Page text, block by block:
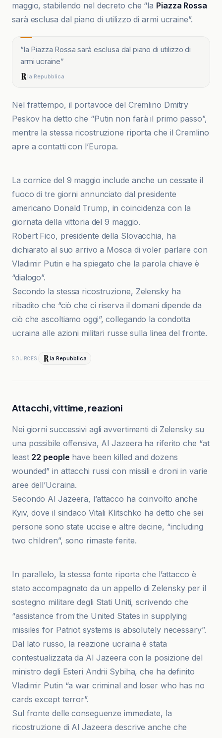
maggio, stabilendo nel decreto che “la Piazza Rossa
sarà esclusa dal piano di utilizzo di armi ucraine”.
“la Piazza Rossa sarà esclusa dal piano di utilizzo di
armi ucraine”
la Repubblica
Nel frattempo, il portavoce del Cremlino Dmitry
Peskov ha detto che “Putin non farà il primo passo”,
mentre la stessa ricostruzione riporta che il Cremlino
apre a contatti con l’Europa.
La cornice del 9 maggio include anche un cessate il
fuoco di tre giorni annunciato dal presidente
americano Donald Trump, in coincidenza con la
giornata della vittoria del 9 maggio.
Robert Fico, presidente della Slovacchia, ha
dichiarato al suo arrivo a Mosca di voler parlare con
Vladimir Putin e ha spiegato che la parola chiave è
“dialogo”.
Secondo la stessa ricostruzione, Zelensky ha
ribadito che “ciò che ci riserva il domani dipende da
ciò che ascoltiamo oggi”, collegando la condotta
ucraina alle azioni militari russe sulla linea del fronte.
SOURCES la Repubblica
Attacchi, vittime, reazioni
Nei giorni successivi agli avvertimenti di Zelensky su
una possibile offensiva, Al Jazeera ha riferito che “at
least 22 people have been killed and dozens
wounded” in attacchi russi con missili e droni in varie
aree dell’Ucraina.
Secondo Al Jazeera, l’attacco ha coinvolto anche
Kyiv, dove il sindaco Vitali Klitschko ha detto che sei
persone sono state uccise e altre decine, “including
two children”, sono rimaste ferite.
Business Insider
In parallelo, la stessa fonte riporta che l’attacco è
stato accompagnato da un appello di Zelensky per il
sostegno militare degli Stati Uniti, scrivendo che
“assistance from the United States in supplying
missiles for Patriot systems is absolutely necessary”.
Dal lato russo, la reazione ucraina è stata
contestualizzata da Al Jazeera con la posizione del
ministro degli Esteri Andrii Sybiha, che ha definito
Vladimir Putin “a war criminal and loser who has no
cards except terror”.
Sul fronte delle conseguenze immediate, la
ricostruzione di Al Jazeera descrive anche che